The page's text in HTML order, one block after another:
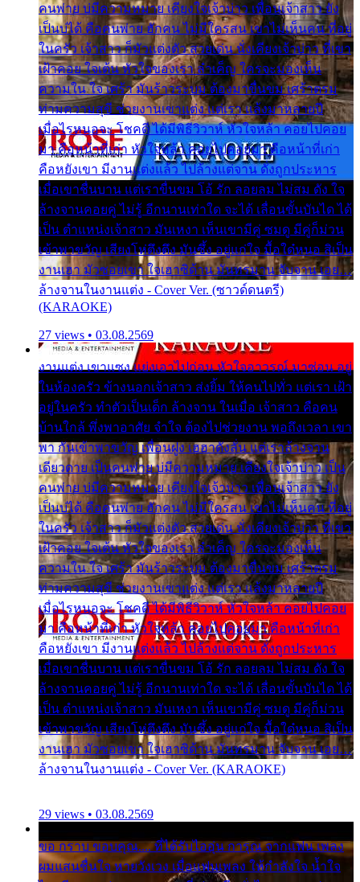
คนพ่าย บ่มีความหมาย เคียงใจเจ้าบ่าว เพื่อนเจ้าสาว ยัง
เป็นบ่ได้ คือคนพ่าย ฮักคน ไม่มีใครสน เขาไม่เห็นคน ที่อยู่
ในครัว เจ้าสาว ก็มัวแต่งตัว สวยเด่น นั่งเคียงเจ้าบ่าว ที่เขา
เฝ้าคอย ใจเต้น หัวใจของเรา ลำเค็ญ ใครจะมองเห็น
ความใน ใจ เศร้า มันร้าวระบม ต้องมาขื่นขม เศร้าตรม
ท่ามความสุขี ช่วยงานเขาแต่ง แต่เรา แล้งมาหลายปี
เมื่อไรหนอจะ โชคดี ได้มีพิธีวิวาห์ หัวใจหล้า คอยไปคอย
มา คือหน้าที่เก่า หัวใจหล้า คอยไปคอยมา คือหน้าที่เก่า
คือหยังเขา มีงานแต่งแล้ว ไปล้างแต่จาน ดั่งถูกประหาร
เมื่อเขาชื่นบาน แต่เราขื่นขม โอ้ รัก ลอยลม ไม่สม ดัง ใจ
ล้างจานคอยคู่ ไม่รู้ อีกนานเท่าใด จะได้ เลื่อนขั้นบันได ได้
เป็น ตำแหน่งเจ้าสาว มันเหงา เห็นเขามีคู่ ซมดู มีคู่ก็ม่วน
เข้าพาขวัญ เสียงโห่ตึงตึง มันซึ้ง อยู่แก่ใจ มื้อใด๋หนอ สิเป็น
งานเฮา มัวซอยเขา ใจเฮาซิด้าน มันทรมาน จับจาน เอย…
ล้างจานในงานแต่ง - Cover Ver. (ซาวด์ดนตรี)
(KARAOKE)
27 views • 03.08.2569
งานแต่ง เขาแซง แย่งเอาไปก่อน หัวใจอาวรณ์ มาซ่อน อยู่
ในห้องครัว ข้างนอกเจ้าสาว ส่งยิ้ม ให้คนไปทั่ว แต่เรา เฝ้า
อยู่ในครัว ทำตัวเป็นเด็ก ล้างจาน ในเมื่อ เจ้าสาว คือคน
บ้านใกล้ พึ่งพาอาศัย จำใจ ต้องไปช่วยงาน พอถึงเวลา เขา
พา กันเข้าพาขวัญ เพื่อนฝูง เฮฮาดังลั่น แต่เราล้างจาน
เดียวดาย เป็นคนพ่าย บ่มีความหมาย เคียงใจเจ้าบ่าว เป็น
คนพ่าย บ่มีความหมาย เคียงใจเจ้าบ่าว เพื่อนเจ้าสาว ยัง
เป็นบ่ได้ คือคนพ่าย ฮักคน ไม่มีใครสน เขาไม่เห็นคน ที่อยู่
ในครัว เจ้าสาว ก็มัวแต่งตัว สวยเด่น นั่งเคียงเจ้าบ่าว ที่เขา
เฝ้าคอย ใจเต้น หัวใจของเรา ลำเค็ญ ใครจะมองเห็น
ความใน ใจ เศร้า มันร้าวระบม ต้องมาขื่นขม เศร้าตรม
ท่ามความสุขี ช่วยงานเขาแต่ง แต่เรา แล้งมาหลายปี
เมื่อไรหนอจะ โชคดี ได้มีพิธีวิวาห์ หัวใจหล้า คอยไปคอย
มา คือหน้าที่เก่า หัวใจหล้า คอยไปคอยมา คือหน้าที่เก่า
คือหยังเขา มีงานแต่งแล้ว ไปล้างแต่จาน ดั่งถูกประหาร
เมื่อเขาชื่นบาน แต่เราขื่นขม โอ้ รัก ลอยลม ไม่สม ดัง ใจ
ล้างจานคอยคู่ ไม่รู้ อีกนานเท่าใด จะได้ เลื่อนขั้นบันได ได้
เป็น ตำแหน่งเจ้าสาว มันเหงา เห็นเขามีคู่ ซมดู มีคู่ก็ม่วน
เข้าพาขวัญ เสียงโห่ตึงตึง มันซึ้ง อยู่แก่ใจ มื้อใด๋หนอ สิเป็น
งานเฮา มัวซอยเขา ใจเฮาซิด้าน มันทรมาน จับจาน เอย…
ล้างจานในงานแต่ง - Cover Ver. (KARAOKE)
29 views • 03.08.2569
ขอ กราบ ขอบคุณ.... ที่ได้รับไออุ่น การุณ จากแฟน เพลง
ผมแสนชื่นใจ หายวังเวง เมื่อแฟนเพลง ให้กำลังใจ น้ำใจ